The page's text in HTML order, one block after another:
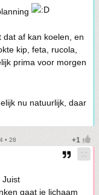
af kan koelen, en
kip, feta, rucola,
prima voor morgen
nu natuurlijk, daar
• 28
Juist
gaat je lichaam